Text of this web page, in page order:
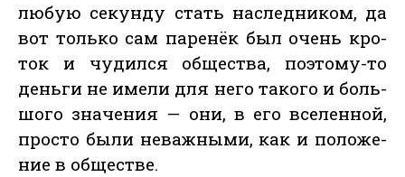
лю­бую се­кун­ду стать нас­ледни­ком, да
вот толь­ко сам па­ренёк был очень кро­
ток и чу­дил­ся об­щес­тва, по­это­му-то
день­ги не име­ли для не­го та­кого и боль­
шо­го зна­чения — они, в его все­лен­ной,
прос­то бы­ли не­важ­ны­ми, как и по­ложе­
ние в об­щес­тве.